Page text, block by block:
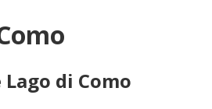
di Como